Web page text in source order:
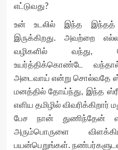
எட்டுவது?
உன் உடலில் இந்த
இருக்கிறது. அவற்றை
வழிகளில் வந்து,
உயர்த்திக்கொண்டே
அடைவாய் என்று சொல்வதே
மனத்தில் தோய்ந்து, இந்த
எளிய தமிழில் விவரிக்கிறார்
பேச நான்
அரும்பொருளை
பயன்பெறுங்கள்.